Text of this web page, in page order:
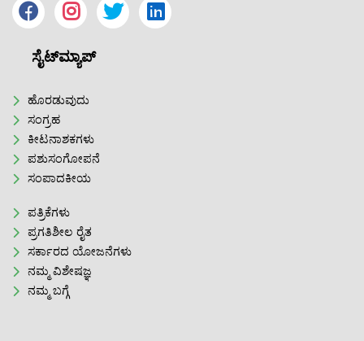
ಸೈಟ್‌ಮ್ಯಾಪ್
ಹೊರಡುವುದು
ಸಂಗ್ರಹ
ಕೀಟನಾಶಕಗಳು
ಪಶುಸಂಗೋಪನೆ
ಸಂಪಾದಕೀಯ
ಪತ್ರಿಕೆಗಳು
ಪ್ರಗತಿಶೀಲ ರೈತ
ಸರ್ಕಾರದ ಯೋಜನೆಗಳು
ನಮ್ಮ ವಿಶೇಷಜ್ಞ
ನಮ್ಮ ಬಗ್ಗೆ